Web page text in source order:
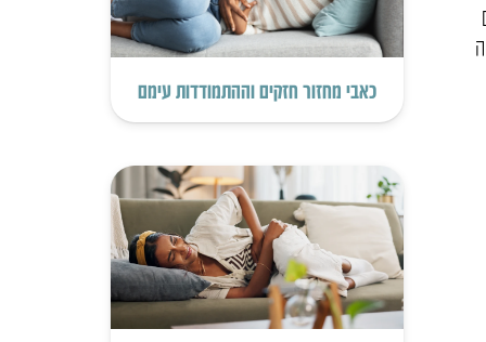
כאבי מחזור חזקים וההתמודדות עימם